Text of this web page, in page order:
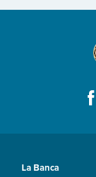
La Banca